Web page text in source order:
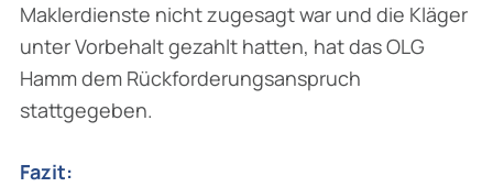
Maklerdienste nicht zugesagt war und die Kläger
unter Vorbehalt gezahlt hatten, hat das OLG
Hamm dem Rückforderungsanspruch
stattgegeben.
Fazit: